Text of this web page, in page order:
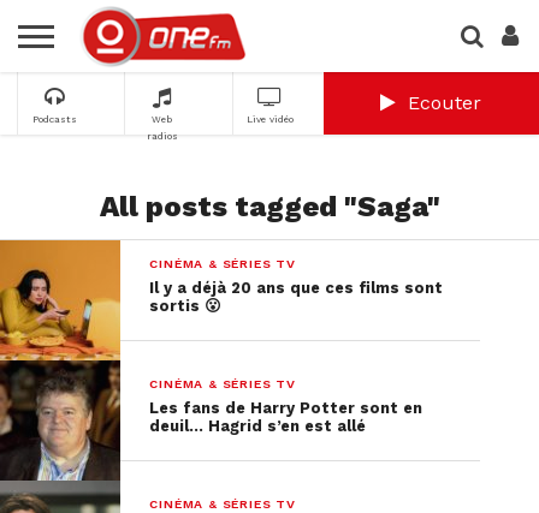
Podcasts
Web
radios
Live vidéo
Ecouter
All posts tagged "Saga"
CINÉMA & SÉRIES TV
Il y a déjà 20 ans que ces films sont
sortis 😮
CINÉMA & SÉRIES TV
Les fans de Harry Potter sont en
deuil… Hagrid s’en est allé
CINÉMA & SÉRIES TV